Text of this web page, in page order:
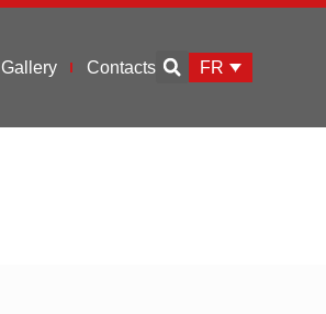
Gallery Contacts FR